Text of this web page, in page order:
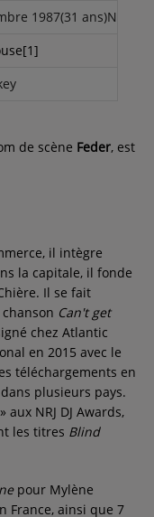
1987(31 ans)Nice
de scène Feder, est
il intègre
la capitale, il fonde
Il se fait
Can't get
chez Atlantic
en 2015 avec le
téléchargements en
plusieurs pays.
NRJ DJ Awards,
les titres Blind
pour Mylène
France, ainsi que 7